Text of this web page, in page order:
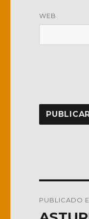
WEB
de
PUBLICADO